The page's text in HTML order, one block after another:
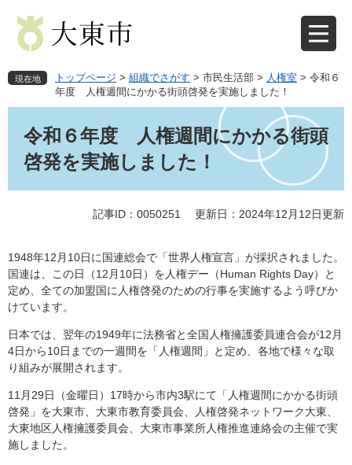
先
で
を
ば
へ
現在地 トップページ > 組織でさがす > 市民生活部 > 人権室 > 令和６
年度 人権週間にかかる街頭啓発を実施しました！
令和６年度 人権週間にかかる街頭
啓発を実施しました！
記事ID：0050251 更新日：2024年12月12日更新
1948年12月10日に国連総会で「世界人権宣言」が採択されました。
国連は、この日（12月10日）を人権デー（Human Rights Day）と
定め、全ての加盟国に人権啓発のための行事を実施するよう呼びか
けています。
日本では、翌年の1949年に法務省と全国人権擁護委員連合会が12月
4日から10日までの一週間を「人権週間」と定め、各地で様々な取
り組みが展開されます。
11月29日（金曜日）17時から市内3駅にて「人権週間にかかる街頭
啓発」を大東市、大東市教育委員会、人権啓発ネットワーク大東、
大東地区人権擁護委員会、大東市事業所人権推進連絡会の主催で実
施しました。